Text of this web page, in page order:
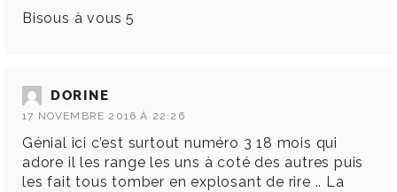
Bisous à vous 5
DORINE
17 NOVEMBRE 2016 À 22:26
Génial ici c’est surtout numéro 3 18 mois qui
adore il les range les uns à coté des autres puis
les fait tous tomber en explosant de rire .. La